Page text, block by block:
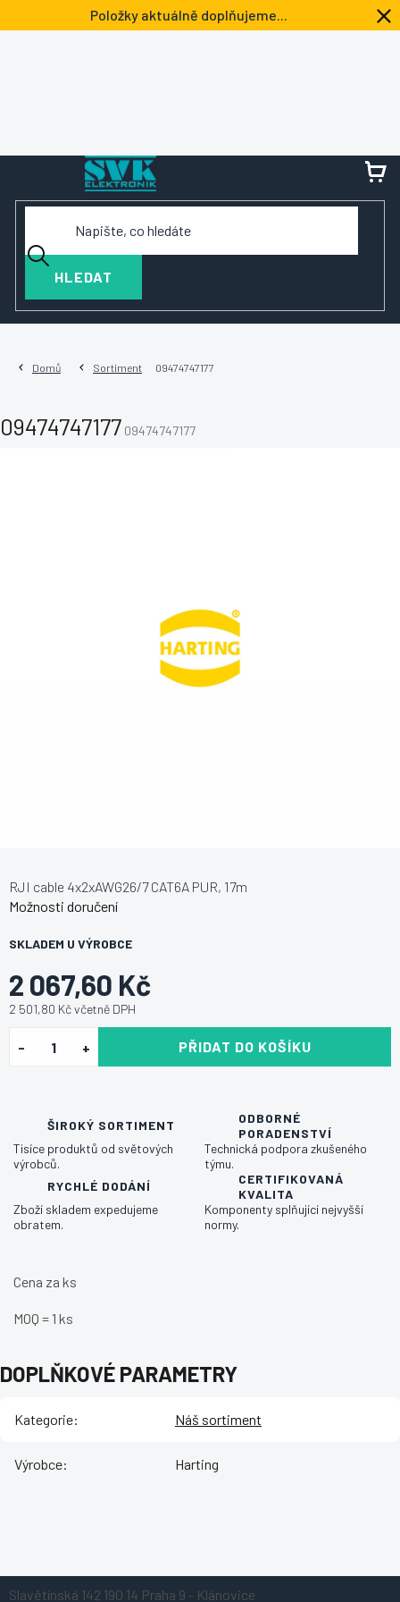
na
Položky aktuálně doplňujeme...
HLEDAT
Domů Sortiment 09474747177
09474747177 09474747177
2 067,60 Kč
2 501,80 Kč včetně DPH
SKLADEM U VÝROBCE
Možnosti doručení
PŘIDAT DO KOŠÍKU
RJI cable 4x2xAWG26/7 CAT6A PUR, 17m
ŠIROKÝ SORTIMENT
Tisíce produktů od světových
výrobců.
ODBORNÉ
PORADENSTVÍ
Technická podpora zkušeného
týmu.
RYCHLÉ DODÁNÍ
Zboží skladem expedujeme
obratem.
CERTIFIKOVANÁ
KVALITA
Komponenty splňující nejvyšší
normy.
Cena za ks
MOQ = 1 ks
DOPLŇKOVÉ PARAMETRY
Kategorie: Náš sortiment
Výrobce: Harting
Slavětínská 142 190 14 Praha 9 - Klánovice